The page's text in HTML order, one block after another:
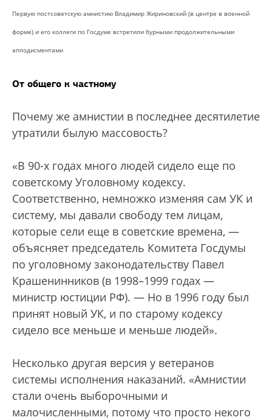
Первую постсоветскую амнистию Владимир Жириновский (в центре в военной
форме) и его коллеги по Госдуме встретили бурными продолжительными
аплодисментами
От общего к частному
Почему же амнистии в последнее десятилетие
утратили былую массовость?
«В 90-х годах много людей сидело еще по
советскому Уголовному кодексу.
Соответственно, немножко изменяя сам УК и
систему, мы давали свободу тем лицам,
которые сели еще в советские времена, —
объясняет председатель Комитета Госдумы
по уголовному законодательству Павел
Крашенинников (в 1998–1999 годах —
министр юстиции РФ). — Но в 1996 году был
принят новый УК, и по старому кодексу
сидело все меньше и меньше людей».
Несколько другая версия у ветеранов
системы исполнения наказаний. «Амнистии
стали очень выборочными и
малочисленными, потому что просто некого